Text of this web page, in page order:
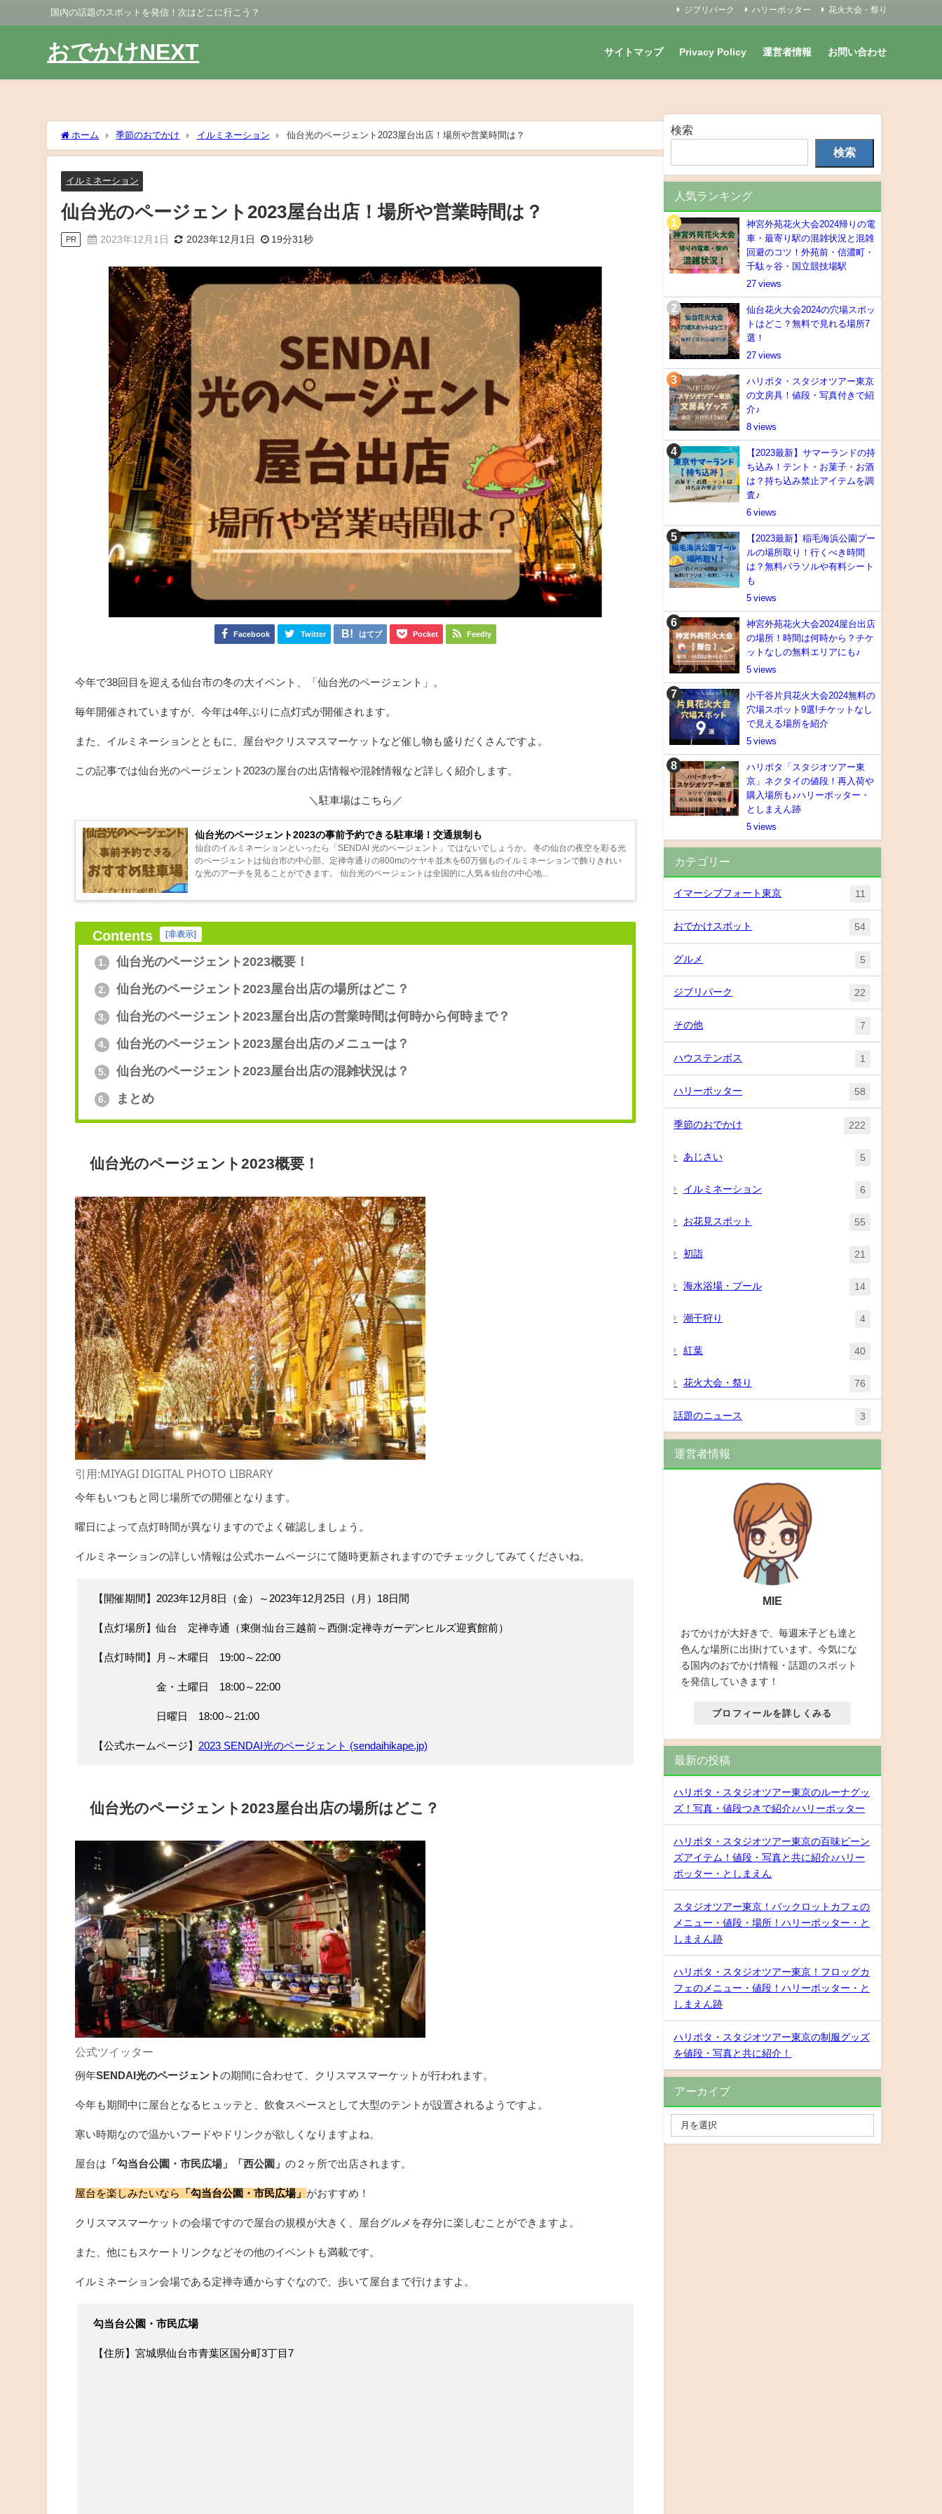
国内の話題のスポットを発信！次はどこに行こう？ ジブリパーク ハリーポッター 花火大会・祭り
おでかけNEXT サイトマップ Privacy Policy 運営者情報 お問い合わせ
ホーム 季節のおでかけ イルミネーション 仙台光のページェント2023屋台出店！場所や営業時間は？
イルミネーション
仙台光のページェント2023屋台出店！場所や営業時間は？
PR 2023年12月1日 2023年12月1日 19分31秒
Facebook Twitter はてブ Pocket Feedly
今年で38回目を迎える仙台市の冬の大イベント、「仙台光のページェント」。
毎年開催されていますが、今年は4年ぶりに点灯式が開催されます。
また、イルミネーションとともに、屋台やクリスマスマーケットなど催し物も盛りだくさんですよ。
この記事では仙台光のページェント2023の屋台の出店情報や混雑情報など詳しく紹介します。
＼駐車場はこちら／
仙台光のページェント2023の事前予約できる駐車場！交通規制も
仙台のイルミネーションといったら「SENDAI 光のページェント」ではないでしょうか。 冬の仙台の夜空を彩る光
のページェントは仙台市の中心部、定禅寺通りの800mのケヤキ並木を60万個ものイルミネーションで飾りきれい
な光のアーチを見ることができます。 仙台光のページェントは全国的に人気＆仙台の中心地...
Contents [非表示]
1. 仙台光のページェント2023概要！
2. 仙台光のページェント2023屋台出店の場所はどこ？
3. 仙台光のページェント2023屋台出店の営業時間は何時から何時まで？
4. 仙台光のページェント2023屋台出店のメニューは？
5. 仙台光のページェント2023屋台出店の混雑状況は？
6. まとめ
仙台光のページェント2023概要！
引用:MIYAGI DIGITAL PHOTO LIBRARY
今年もいつもと同じ場所での開催となります。
曜日によって点灯時間が異なりますのでよく確認しましょう。
イルミネーションの詳しい情報は公式ホームページにて随時更新されますのでチェックしてみてくださいね。
【開催期間】2023年12月8日（金）～2023年12月25日（月）18日間
【点灯場所】仙台 定禅寺通（東側:仙台三越前～西側:定禅寺ガーデンヒルズ迎賓館前）
【点灯時間】月～木曜日 19:00～22:00
金・土曜日 18:00～22:00
日曜日 18:00～21:00
【公式ホームページ】 2023 SENDAI光のページェント (sendaihikape.jp)
仙台光のページェント2023屋台出店の場所はどこ？
公式ツイッター
例年SENDAI光のページェントの期間に合わせて、クリスマスマーケットが行われます。
今年も期間中に屋台となるヒュッテと、飲食スペースとして大型のテントが設置されるようですよ。
寒い時期なので温かいフードやドリンクが欲しくなりますよね。
屋台は 「勾当台公園・市民広場」「西公園」の２ヶ所で出店されます。
屋台を楽しみたいなら 「勾当台公園・市民広場」 がおすすめ！
クリスマスマーケットの会場ですので屋台の規模が大きく、屋台グルメを存分に楽しむことができますよ。
また、他にもスケートリンクなどその他のイベントも満載です。
イルミネーション会場である定禅寺通からすぐなので、歩いて屋台まで行けますよ。
勾当台公園・市民広場
【住所】宮城県仙台市青葉区国分町3丁目7
検索
検索
人気ランキング
神宮外苑花火大会2024帰りの電
車・最寄り駅の混雑状況と混雑
回避のコツ！外苑前・信濃町・
千駄ヶ谷・国立競技場駅
27
仙台花火大会2024の穴場スポッ
トはどこ？無料で見れる場所7
選！
27
ハリポタ・スタジオツアー東京
の文房具！値段・写真付きで紹
介♪
8
【2023最新】サマーランドの持
ち込み！テント・お菓子・お酒
は？持ち込み禁止アイテムを調
査♪
6
【2023最新】稲毛海浜公園プー
ルの場所取り！行くべき時間
は？無料パラソルや有料シート
も
5
神宮外苑花火大会2024屋台出店
の場所！時間は何時から？チケ
ットなしの無料エリアにも♪
5
小千谷片貝花火大会2024無料の
穴場スポット9選!チケットなし
で見える場所を紹介
5
ハリポタ「スタジオツアー東
京」ネクタイの値段！再入荷や
購入場所も♪ハリーポッター・
としまえん跡
5
カテゴリー
イマーシブフォート東京 11
おでかけスポット 54
グルメ 5
ジブリパーク 22
その他 7
ハウステンボス 1
ハリーポッター 58
季節のおでかけ 222
あじさい 5
イルミネーション 6
お花見スポット 55
初詣 21
海水浴場・プール 14
潮干狩り 4
紅葉 40
花火大会・祭り 76
話題のニュース 3
運営者情報
MIE
おでかけが大好きで、毎週末子ども達と
色んな場所に出掛けています。今気にな
る国内のおでかけ情報・話題のスポット
を発信していきます！
プロフィールを詳しくみる
最新の投稿
ハリポタ・スタジオツアー東京のルーナグッ
ズ！写真・値段つきで紹介♪ハリーポッター
ハリポタ・スタジオツアー東京の百味ビーン
ズアイテム！値段・写真と共に紹介♪ハリー
ポッター・としまえん
スタジオツアー東京！バックロットカフェの
メニュー・値段・場所！ハリーポッター・と
しまえん跡
ハリポタ・スタジオツアー東京！フロッグカ
フェのメニュー・値段！ハリーポッター・と
しまえん跡
ハリポタ・スタジオツアー東京の制服グッズ
を値段・写真と共に紹介！
アーカイブ